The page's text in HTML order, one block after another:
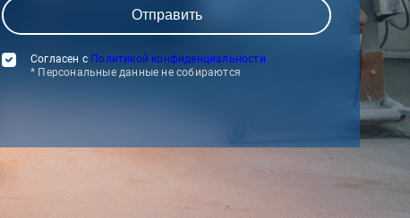
Согласен с Политикой конфиденциальности
* Персональные данные не собираются